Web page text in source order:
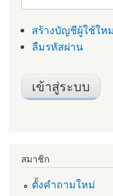
สร้างบัญชีผู้ใช้ให
ลืมรหัสผ่าน
สมาชิก
ตั้งคำถามใหม่